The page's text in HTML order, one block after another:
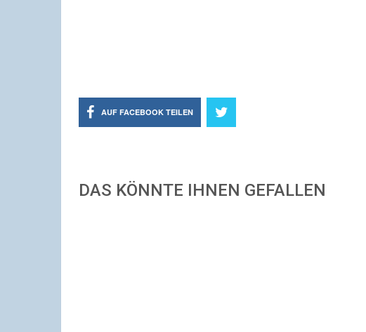
AUF FACEBOOK TEILEN
DAS KÖNNTE IHNEN GEFALLEN